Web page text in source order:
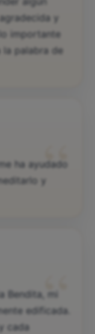
y
importante
la palabra de
“
ha ayudado
y
“
Bendita, mi
edificada.
cada